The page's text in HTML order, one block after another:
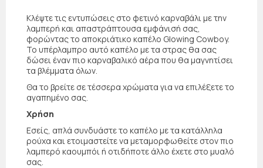
Κλέψτε τις εντυπώσεις στο φετινό καρναβάλι με την
λαμπερή και απαστράπτουσα εμφάνισή σας,
φορώντας το αποκριάτικο καπέλο Glowing Cowboy.
Το υπέρλαμπρο αυτό καπέλο με τα στρας θα σας
δώσει έναν πιο καρναβαλικό αέρα που θα μαγνητίσει
τα βλέμματα όλων.
Θα το βρείτε σε τέσσερα χρώματα για να επιλέξετε το
αγαπημένο σας.
Χρήση
Εσείς, απλά συνδυάστε το καπέλο με τα κατάλληλα
ρούχα και ετοιμαστείτε να μεταμορφωθείτε στον πιο
λαμπερό καουμπόι ή οτιδήποτε άλλο έχετε στο μυαλό
σας.